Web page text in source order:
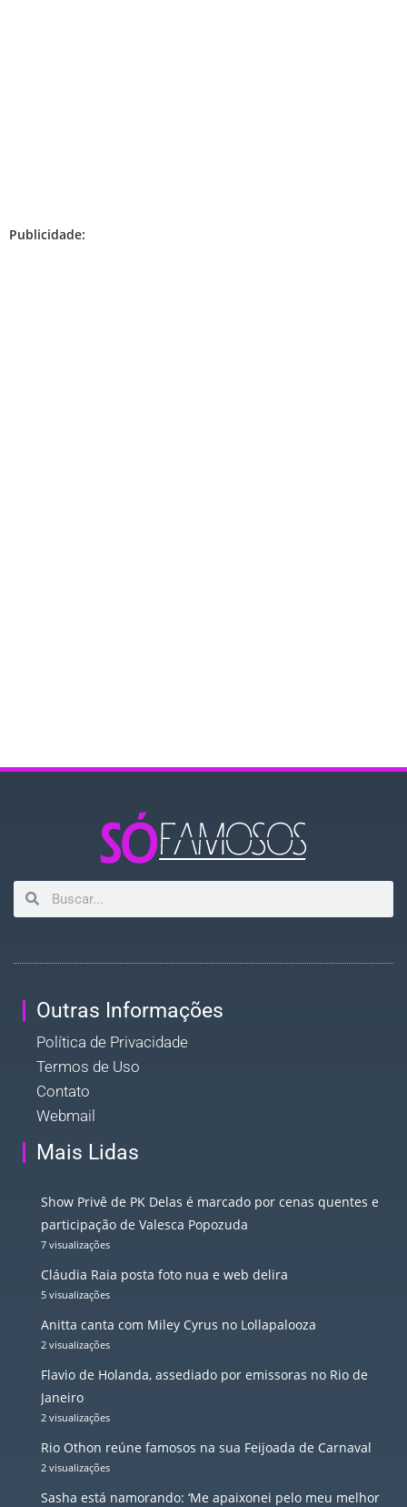
Publicidade:
Outras Informações
Política de Privacidade
Termos de Uso
Contato
Webmail
Mais Lidas
Show Privê de PK Delas é marcado por cenas quentes e
participação de Valesca Popozuda
7 visualizações
Cláudia Raia posta foto nua e web delira
5 visualizações
Anitta canta com Miley Cyrus no Lollapalooza
2 visualizações
Flavio de Holanda, assediado por emissoras no Rio de
Janeiro
2 visualizações
Rio Othon reúne famosos na sua Feijoada de Carnaval
2 visualizações
Sasha está namorando: ‘Me apaixonei pelo meu melhor